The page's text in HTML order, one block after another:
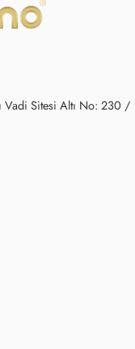
Vadi Sitesi Altı No: 230 /